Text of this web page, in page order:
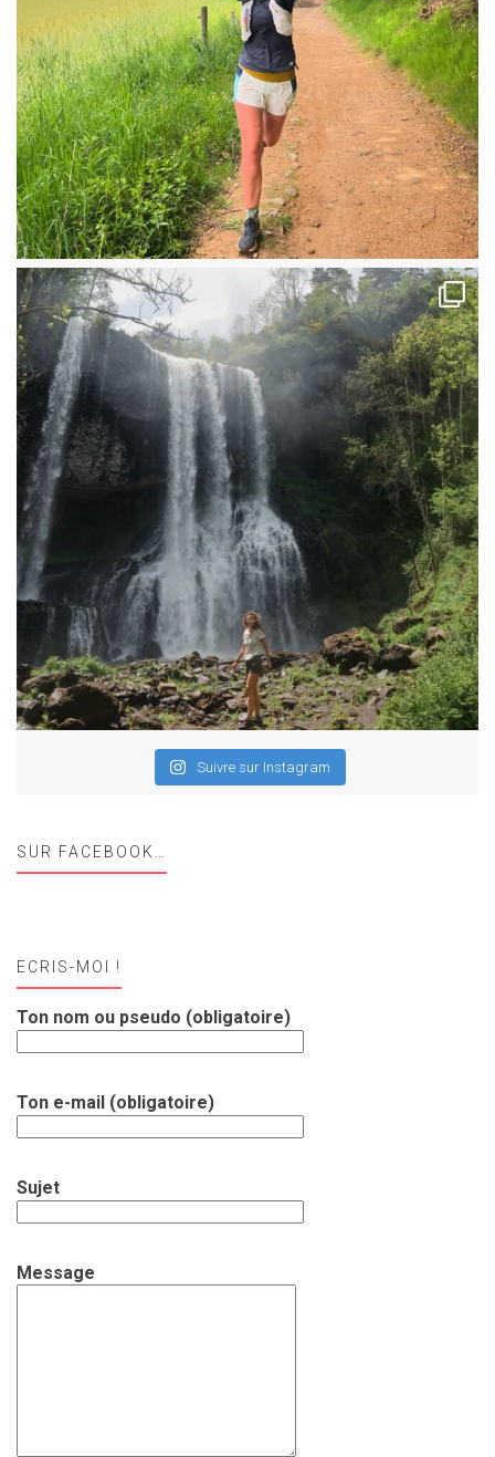
Suivre sur Instagram
SUR FACEBOOK…
ECRIS-MOI !
Ton nom ou pseudo (obligatoire)
Ton e-mail (obligatoire)
Sujet
Message